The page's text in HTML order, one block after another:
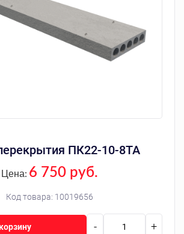
ПК22-10-8ТА
Код товара: 10019656
Цена: 6 750 руб.
- +